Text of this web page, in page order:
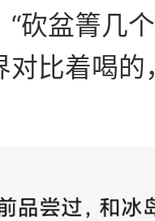
砍盆箐几个
比着喝的